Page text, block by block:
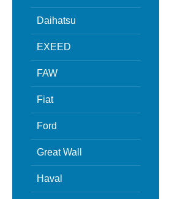
Daihatsu
EXEED
FAW
Fiat
Ford
Great Wall
Haval